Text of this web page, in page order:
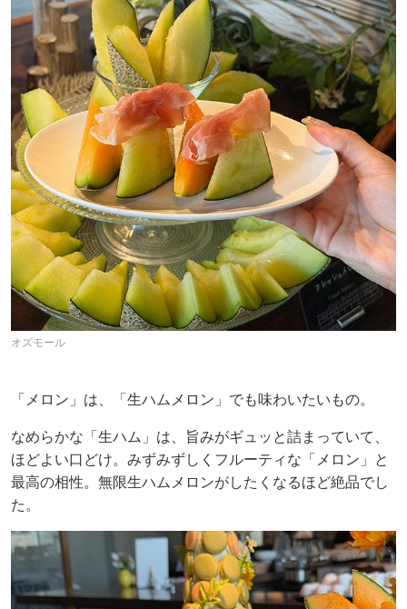
オズモール
「メロン」は、「生ハムメロン」でも味わいたいもの。
なめらかな「生ハム」は、旨みがギュッと詰まっていて、
ほどよい口どけ。みずみずしくフルーティな「メロン」と
最高の相性。無限生ハムメロンがしたくなるほど絶品でし
た。